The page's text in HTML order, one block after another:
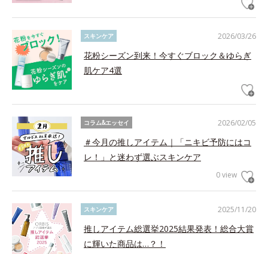
2026/03/26
スキンケア
花粉シーズン到来！今すぐブロック＆ゆらぎ
肌ケア4選
2026/02/05
コラム&エッセイ
＃今月の推しアイテム｜「ニキビ予防にはコ
レ！」と迷わず選ぶスキンケア
0 view
2025/11/20
スキンケア
推しアイテム総選挙2025結果発表！総合大賞
に輝いた商品は…？！